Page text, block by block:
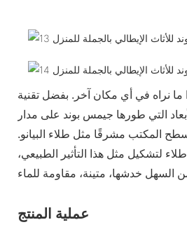
ما نراه في أي مكان آخر. بفضل تقنية
التي طورها جيمس بوند على مدار
المكتب مشرقًا مثل طلاء البيانو.
طلاء لتشكيل مثل هذا التأثير الطبيعي،
عملية المنتج